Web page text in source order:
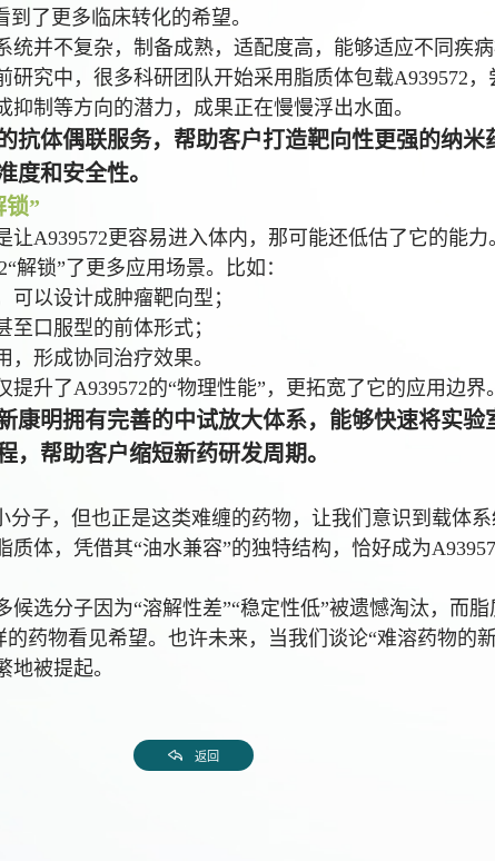
了更多临床转化的希望。
统并不复杂，制备成熟，适配度高，能够适应不同疾
研究中，很多科研团队开始采用脂质体包载A939572，
抑制等方向的潜力，成果正在慢慢浮出水面。
抗体偶联服务，帮助客户打造靶向性更强的纳米
度和安全性。
锁”
让A939572更容易进入体内，那可能还低估了它的能力
解锁”了更多应用场景。比如：
以设计成肿瘤靶向型；
至口服型的前体形式；
形成协同治疗效果。
升了A939572的“物理性能”，更拓宽了它的应用边界。
康明拥有完善的中试放大体系，能够快速将实验
，帮助客户缩短新药研发周期。
分子，但也正是这类难缠的药物，让我们意识到载体
质体，凭借其“油水兼容”的独特结构，恰好成为
选分子因为“溶解性差”“稳定性低”被遗憾淘汰，而脂
的药物看见希望。也许未来，当我们谈论“难溶药物的
地被提起。
返回